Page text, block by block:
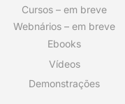
Cursos – em breve
Webnários – em breve
Ebooks
Vídeos
Demonstrações